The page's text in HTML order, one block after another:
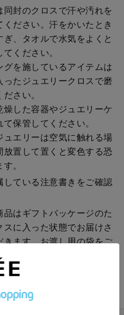
同封のクロスで汗や汚れを
ください。汗をかいたとき
ぎ、タオルで水気をよくと
ください。
グを施しているアイテムは
ったジュエリークロスで磨
さい。
燥した容器やジュエリーケ
保管してください。
ュエリーは空気に触れる場
放置して置くと変色する恐
。
している注意書きをご確認
品はギフトパッケージのた
スに入った状態でお届けさ
きます。お渡し用の袋をご
は、ご注文時の備考欄へ
の袋希望」の旨をご記載く